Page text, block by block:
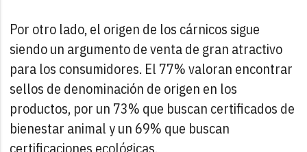
Por otro lado, el origen de los cárnicos sigue
siendo un argumento de venta de gran atractivo
para los consumidores. El 77% valoran encontrar
sellos de denominación de origen en los
productos, por un 73% que buscan certificados de
bienestar animal y un 69% que buscan
certificaciones ecológicas.